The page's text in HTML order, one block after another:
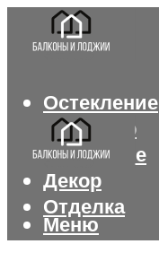
Остекление
Интерьер
Утепление
Декор
Отделка
Меню